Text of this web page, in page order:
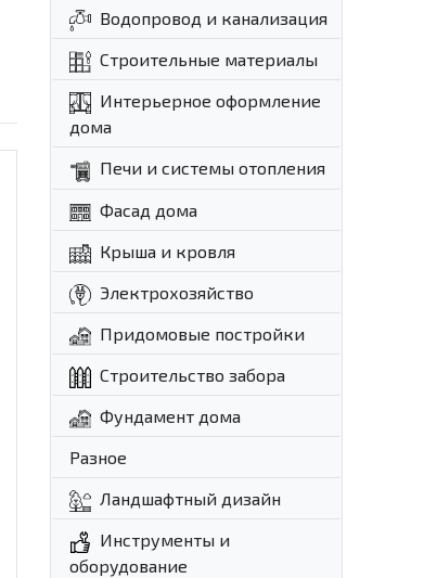
Водопровод и канализация
Строительные материалы
Интерьерное оформление
дома
Печи и системы отопления
Фасад дома
Крыша и кровля
Электрохозяйство
Придомовые постройки
Строительство забора
Фундамент дома
Разное
Ландшафтный дизайн
Инструменты и
оборудование